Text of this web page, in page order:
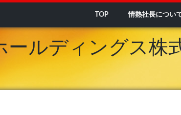
TOP 情熱社長につい
ールディングス